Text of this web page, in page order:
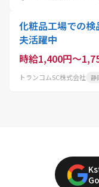
化粧品工場での
夫活躍中
時給1,400円～
トランコムSC株式会社 静